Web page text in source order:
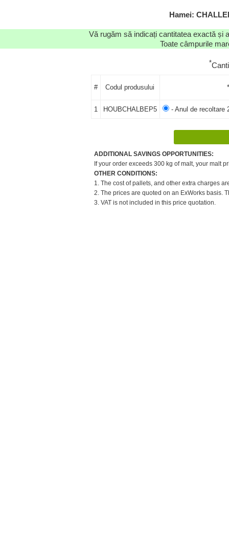
Hamei:
Vă rugăm să indicați cantitatea exactă și
Toate câmpurile
*
# Codul produsului
1 HOUBCHALBEP5 - Anul de recoltare
ADDITIONAL SAVINGS OPPORTUNITIES:
If your order exceeds 300 kg of malt, your malt
OTHER CONDITIONS:
1. The cost of pallets, and other extra charges
2. The prices are quoted on an ExWorks basis.
3. VAT is not included in this price quotation.